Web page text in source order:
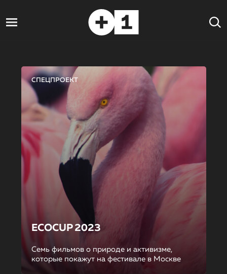
СПЕЦПРОЕКТ
ECOCUP 2023
Семь фильмов о природе и активизме,
которые покажут на фестивале в Москве